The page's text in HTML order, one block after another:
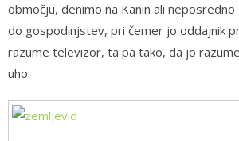
območju, denimo na Kanin ali
do gospodinjstev, pri čemer jo oddajnik
razume televizor, ta pa tako, da jo
uho.